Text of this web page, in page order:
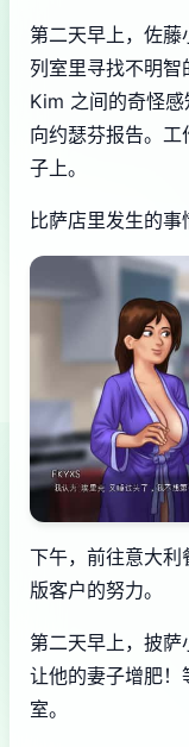
第二天早上，佐
列室里寻找不明
Kim 之间的奇怪
向约瑟芬报告。
子上。
比萨店里发生的
下午，前往意大
版客户的努力。
第二天早上，披萨
让他的妻子增肥
室。